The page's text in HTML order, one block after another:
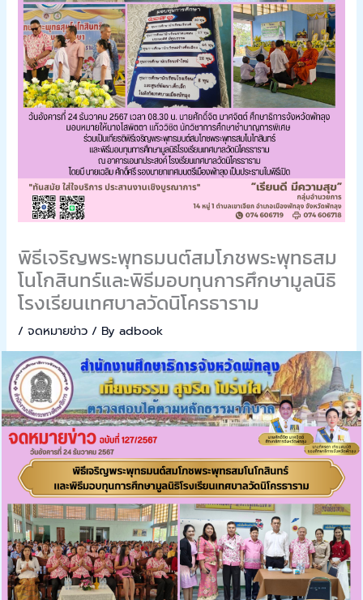
พิธีเจริญพระพุทธมนต์สมโภชพระพุทธสม
โนโกสินทร์และพิธีมอบทุนการศึกษามูลนิธิ
โรงเรียนเทศบาลวัดนิโครธาราม
/จดหมายข่าว / Byadbook